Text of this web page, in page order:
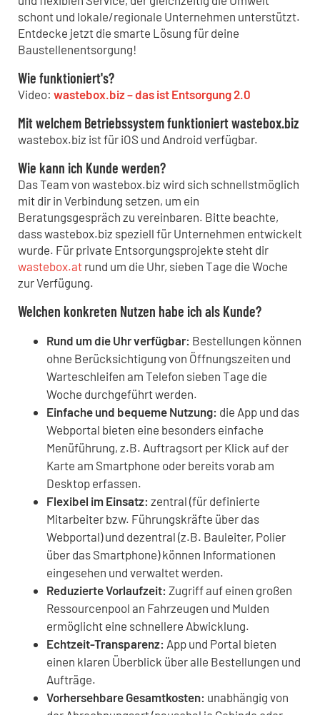
schont und lokale/regionale Unternehmen unterstützt.
Entdecke jetzt die smarte Lösung für deine
Baustellenentsorgung!
Wie funktioniert's?
Video: wastebox.biz – das ist Entsorgung 2.0
Mit welchem Betriebssystem funktioniert wastebox.biz
wastebox.biz ist für iOS und Android verfügbar.
Wie kann ich Kunde werden?
Das Team von wastebox.biz wird sich schnellstmöglich
mit dir in Verbindung setzen, um ein
Beratungsgespräch zu vereinbaren. Bitte beachte,
dass wastebox.biz speziell für Unternehmen entwickelt
wurde. Für private Entsorgungsprojekte steht dir
wastebox.atrund um die Uhr, sieben Tage die Woche
zur Verfügung.
Welchen konkreten Nutzen habe ich als Kunde?
Rund um die Uhr verfügbar: Bestellungen können
ohne Berücksichtigung von Öffnungszeiten und
Warteschleifen am Telefon sieben Tage die
Woche durchgeführt werden.
Einfache und bequeme Nutzung: die App und das
Webportal bieten eine besonders einfache
Menüführung, z.B. Auftragsort per Klick auf der
Karte am Smartphone oder bereits vorab am
Desktop erfassen.
Flexibel im Einsatz: zentral (für definierte
Mitarbeiter bzw. Führungskräfte über das
Webportal) und dezentral (z.B. Bauleiter, Polier
über das Smartphone) können Informationen
eingesehen und verwaltet werden.
Reduzierte Vorlaufzeit: Zugriff auf einen großen
Ressourcenpool an Fahrzeugen und Mulden
ermöglicht eine schnellere Abwicklung.
Echtzeit-Transparenz: App und Portal bieten
einen klaren Überblick über alle Bestellungen und
Aufträge.
Vorhersehbare Gesamtkosten: unabhängig von